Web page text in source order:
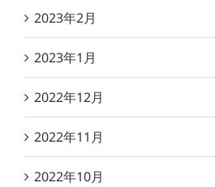
2023年2月
2023年1月
2022年12月
2022年11月
2022年10月